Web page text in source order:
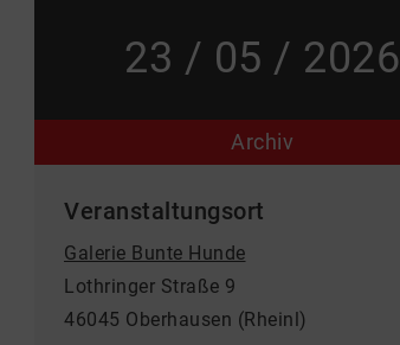
23 / 05 / 2026
Archiv
Veranstaltungsort
Galerie Bunte Hunde
Lothringer Straße 9
46045 Oberhausen (Rheinl)